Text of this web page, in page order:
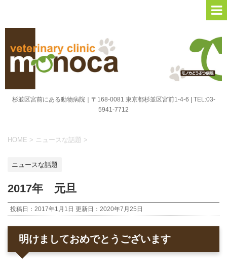
杉並区宮前にある動物病院｜〒168-0081 東京都杉並区宮前1-4-6 | TEL:03-
5941-7712
HOME > ニュースな話題 >
ニュースな話題
2017年 元旦
投稿日：2017年1月1日 更新日： 2020年7月25日
明けましておめでとうございます